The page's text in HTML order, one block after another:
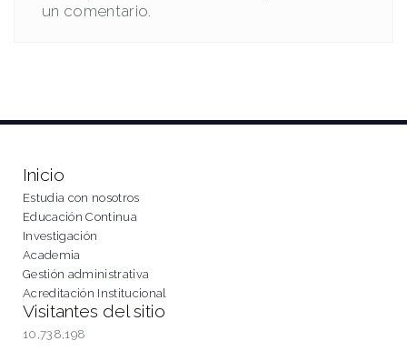
un comentario.
Inicio
Estudia con nosotros
Educación Continua
Investigación
Academia
Gestión administrativa
Acreditación Institucional
Visitantes del sitio
10,738,198